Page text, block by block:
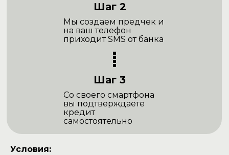
Шаг 2
Мы создаем предчек и
на ваш телефон
приходит SMS от банка
Шаг 3
Со своего смартфона
вы подтверждаете
кредит
самостоятельно
Условия: